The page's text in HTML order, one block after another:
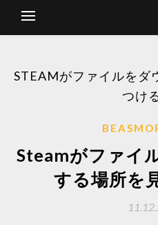
STEAMがファイルをダ
つけ
Steamがファイ
する場所を